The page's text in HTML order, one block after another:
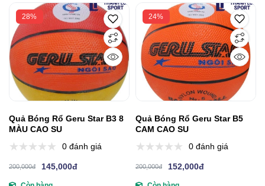
28%
Quả Bóng Rổ Geru Star B3 8
MÀU CAO SU
0 đánh giá
200,000đ 145,000đ
24%
Quả Bóng Rổ Geru Star B5
CAM CAO SU
0 đánh giá
200,000đ 152,000đ